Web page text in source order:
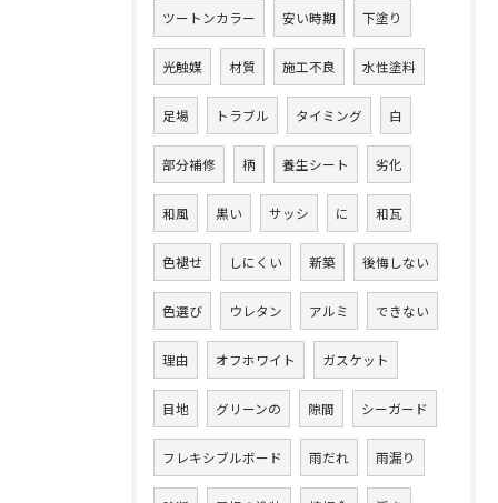
ツートンカラー 安い時期 下塗り
光触媒 材質 施工不良 水性塗料
足場 トラブル タイミング 白
部分補修 柄 養生シート 劣化
和風 黒い サッシ に 和瓦
色褪せ しにくい 新築 後悔しない
色選び ウレタン アルミ できない
理由 オフホワイト ガスケット
目地 グリーンの 隙間 シーガード
フレキシブルボード 雨だれ 雨漏り